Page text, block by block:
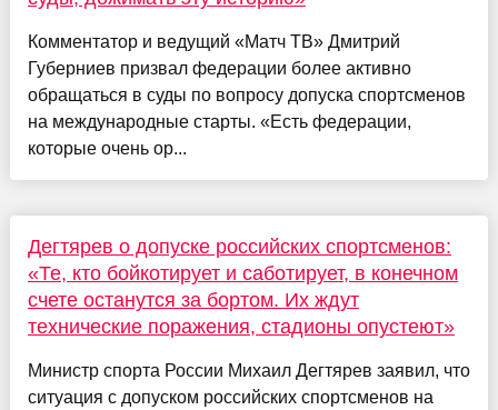
Комментатор и ведущий «Матч ТВ» Дмитрий
Губерниев призвал федерации более активно
обращаться в суды по вопросу допуска спортсменов
на международные старты. «Есть федерации,
которые очень ор...
Дегтярев о допуске российских спортсменов:
«Те, кто бойкотирует и саботирует, в конечном
счете останутся за бортом. Их ждут
технические поражения, стадионы опустеют»
Министр спорта России Михаил Дегтярев заявил, что
ситуация с допуском российских спортсменов на